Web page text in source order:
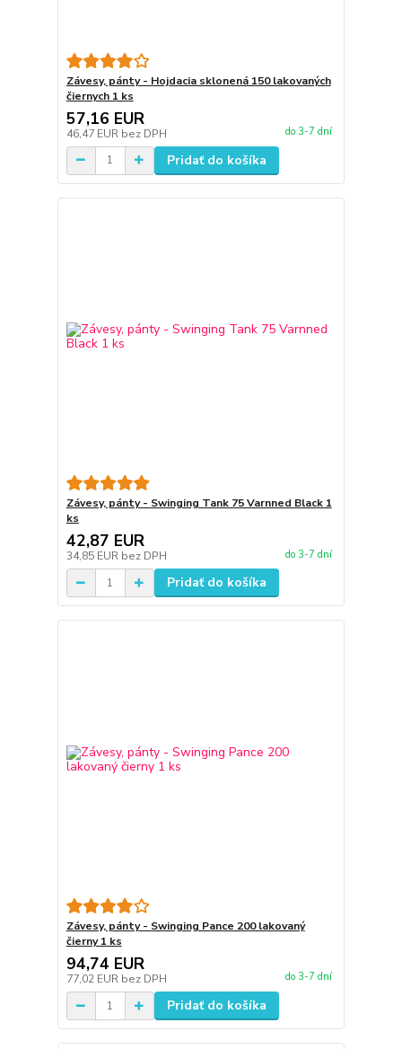
Závesy, pánty - Hojdacia sklonená 150 lakovaných
čiernych 1 ks
57,16 EUR
46,47 EUR bez DPH do 3-7 dní
Pridať do košíka
Závesy, pánty - Swinging Tank 75 Varnned Black 1
ks
42,87 EUR
34,85 EUR bez DPH do 3-7 dní
Pridať do košíka
Závesy, pánty - Swinging Pance 200 lakovaný
čierny 1 ks
94,74 EUR
77,02 EUR bez DPH do 3-7 dní
Pridať do košíka